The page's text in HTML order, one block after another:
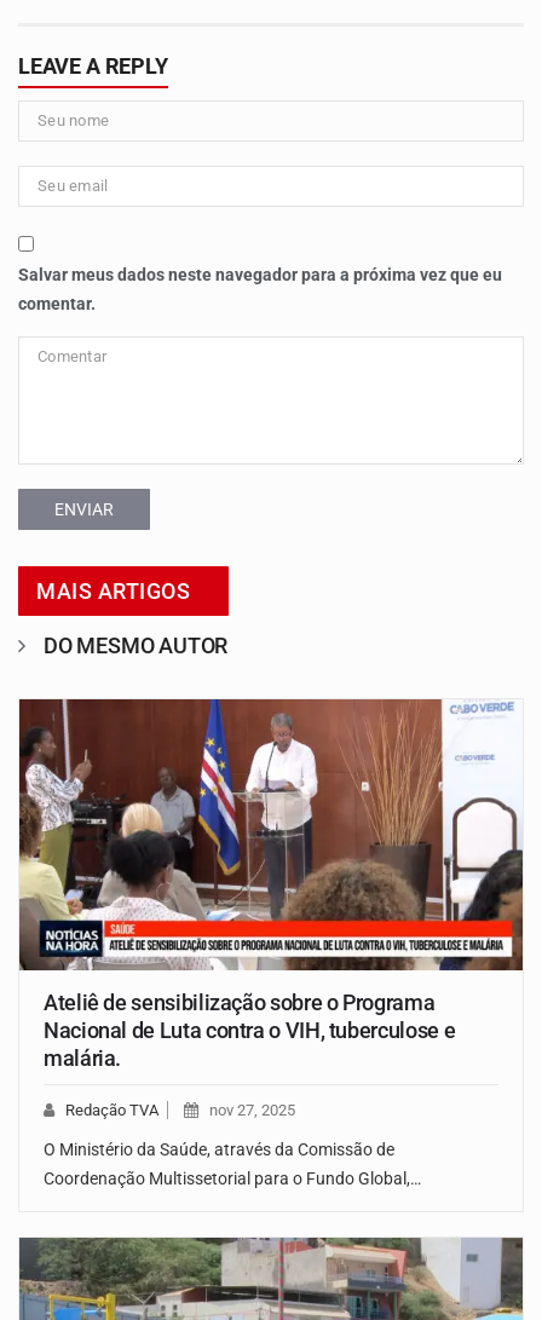
LEAVE A REPLY
Salvar meus dados neste navegador para a próxima vez que eu
comentar.
ENVIAR
MAIS ARTIGOS
DO MESMO AUTOR
Ateliê de sensibilização sobre o Programa
Nacional de Luta contra o VIH, tuberculose e
malária.
Redação TVA nov 27, 2025
O Ministério da Saúde, através da Comissão de
Coordenação Multissetorial para o Fundo Global,…